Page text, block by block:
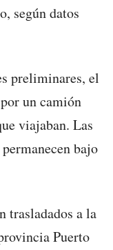
según datos
preliminares, el
un camión
viajaban. Las
bajo
trasladados a la
Puerto